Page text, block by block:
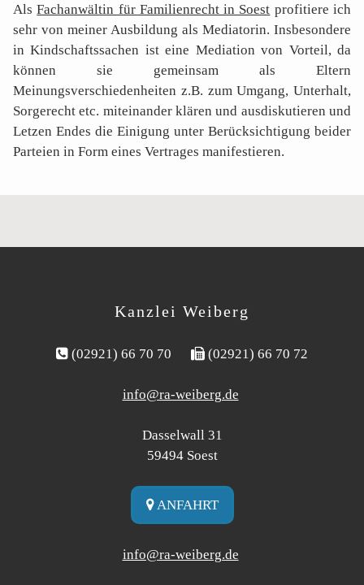
KONTAKT & KARRIERE
AlsFachanwältin für Familienrecht in Soest profitiere ich
sehr von meiner Ausbildung als Mediatorin. Insbesondere
in Kindschaftssachen ist eine Mediation von Vorteil, da
können sie gemeinsam als Eltern
Meinungsverschiedenheiten z.B. zum Umgang, Unterhalt,
Sorgerecht etc. miteinander klären und ausdiskutieren und
Letzen Endes die Einigung unter Berücksichtigung beider
Parteien in Form eines Vertrages manifestieren.
Kanzlei Weiberg
 (02921) 66 70 70  (02921) 66 70 72
info@ra-weiberg.de
Dasselwall 31
59494 Soest
ANFAHRT
info@ra-weiberg.de